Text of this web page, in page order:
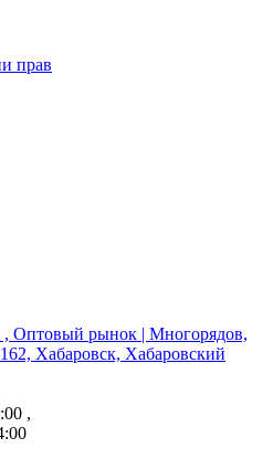
прав
Оптовый рынок | Многорядов,
Хабаровск, Хабаровский
,